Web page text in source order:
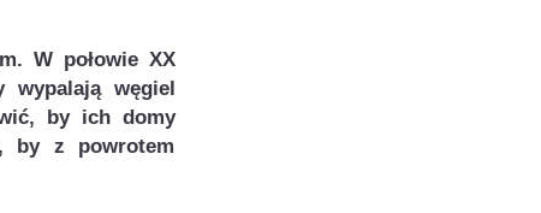
W połowie XX
wypalają węgiel
by ich domy
by z powrotem